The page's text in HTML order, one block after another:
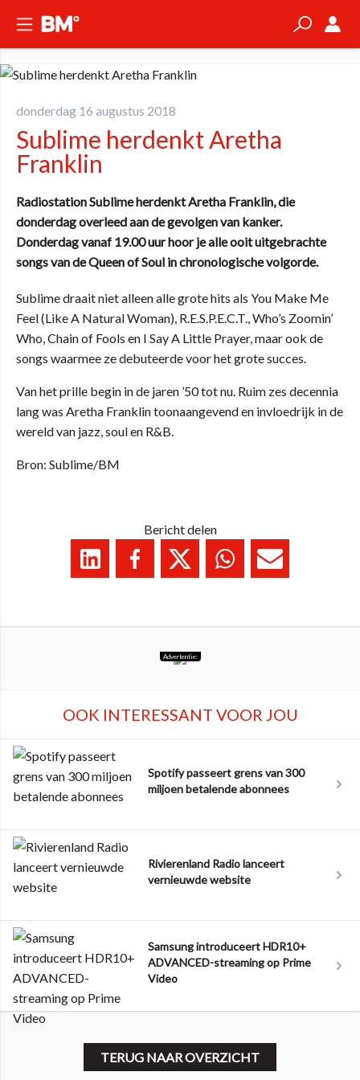
donderdag 16 augustus 2018
Sublime herdenkt Aretha
Franklin
Radiostation Sublime herdenkt Aretha Franklin, die
donderdag overleed aan de gevolgen van kanker.
Donderdag vanaf 19.00 uur hoor je alle ooit uitgebrachte
songs van de Queen of Soul in chronologische volgorde.
Sublime draait niet alleen alle grote hits als You Make Me
Feel (Like A Natural Woman), R.E.S.P.E.C.T., Who’s Zoomin’
Who, Chain of Fools en I Say A Little Prayer, maar ook de
songs waarmee ze debuteerde voor het grote succes.
Van het prille begin in de jaren ’50 tot nu. Ruim zes decennia
lang was Aretha Franklin toonaangevend en invloedrijk in de
wereld van jazz, soul en R&B.
Bron: Sublime/BM
Bericht delen
Advertentie:
OOK INTERESSANT VOOR JOU
Spotify passeert grens van 300
miljoen betalende abonnees
Rivierenland Radio lanceert
vernieuwde website
Samsung introduceert HDR10+
ADVANCED-streaming op Prime
Video
TERUG NAAR OVERZICHT